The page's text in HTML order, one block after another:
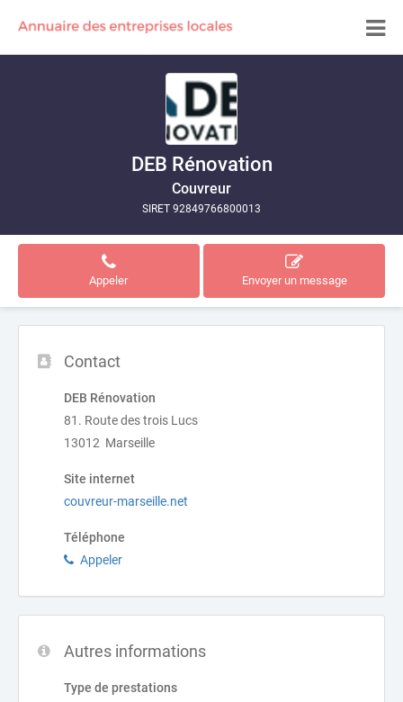
DEB Rénovation
Couvreur
SIRET 92849766800013
Appeler Envoyer un message
Contact
DEB Rénovation
81.⁠ ⁠Route des trois Lucs
13012 Marseille
Site internet
couvreur-marseille.net
Téléphone
Appeler
Autres informations
Type de prestations